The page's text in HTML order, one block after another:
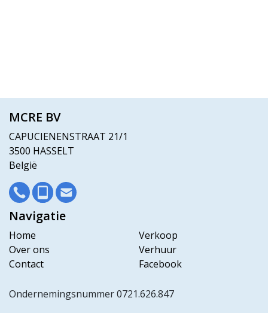
MCRE BV
CAPUCIENENSTRAAT 21/1
3500 HASSELT
België
Navigatie
Home
Over ons
Contact
Verkoop
Verhuur
Facebook
Ondernemingsnummer 0721.626.847